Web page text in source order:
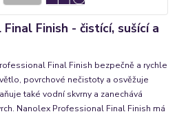
Finish - čistící, sušící a
Final Finish bezpečně a rychle
povrchové nečistoty a osvěžuje
také vodní skvrny a zanechává
Nanolex Professional Final Finish má